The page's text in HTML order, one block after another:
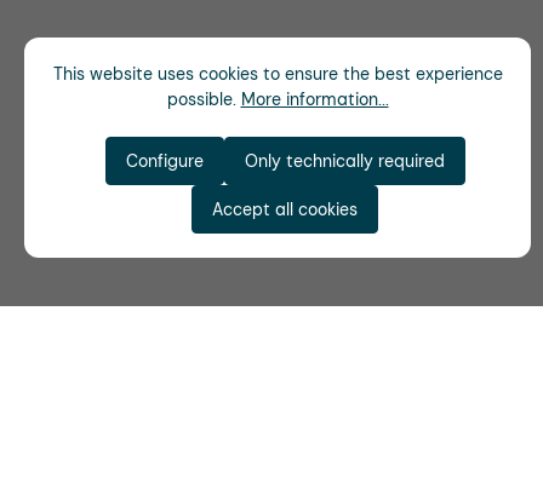
This website uses cookies to ensure the best experience
possible. More information...
Only technically required
Configure
Accept all cookies